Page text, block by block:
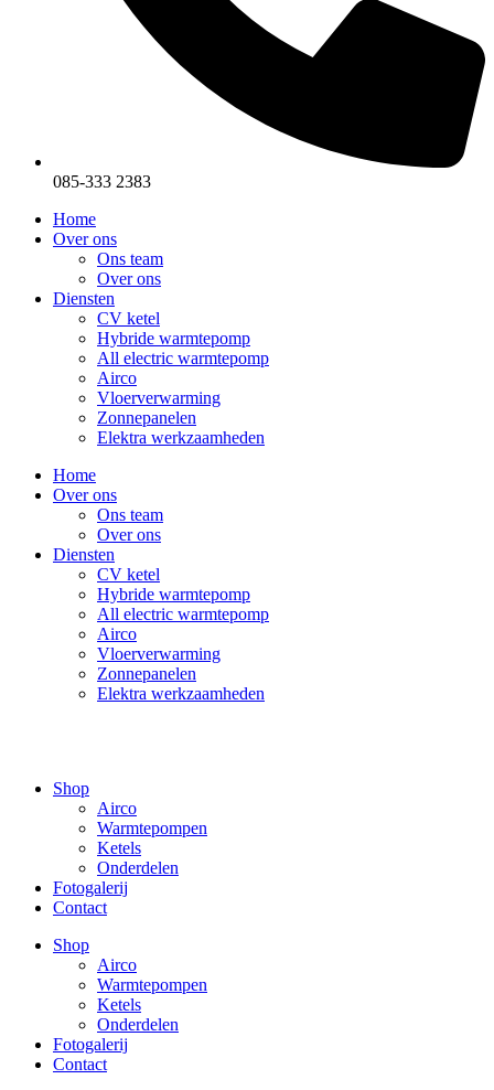
085-333 2383
Home
Over ons
Ons team
Over ons
Diensten
CV ketel
Hybride warmtepomp
All electric warmtepomp
Airco
Vloerverwarming
Zonnepanelen
Elektra werkzaamheden
Home
Over ons
Ons team
Over ons
Diensten
CV ketel
Hybride warmtepomp
All electric warmtepomp
Airco
Vloerverwarming
Zonnepanelen
Elektra werkzaamheden
Shop
Airco
Warmtepompen
Ketels
Onderdelen
Fotogalerij
Contact
Shop
Airco
Warmtepompen
Ketels
Onderdelen
Fotogalerij
Contact